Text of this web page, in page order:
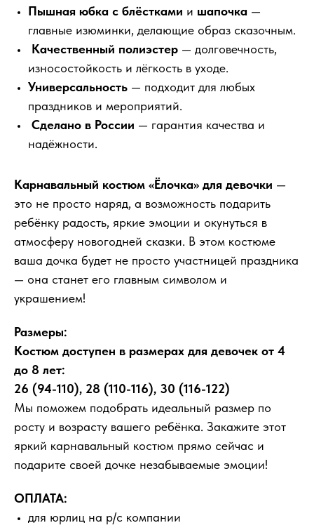
Пышная юбка с блёстками и шапочка —
главные изюминки, делающие образ сказочным.
Качественный полиэстер — долговечность,
износостойкость и лёгкость в уходе.
Универсальность — подходит для любых
праздников и мероприятий.
Сделано в России — гарантия качества и
надёжности.
Карнавальный костюм «Ёлочка» для девочки —
это не просто наряд, а возможность подарить
ребёнку радость, яркие эмоции и окунуться в
атмосферу новогодней сказки. В этом костюме
ваша дочка будет не просто участницей праздника
— она станет его главным символом и
украшением!
Размеры:
Костюм доступен в размерах для девочек от 4
до 8 лет:
26 (94-110), 28 (110-116), 30 (116-122)
Мы поможем подобрать идеальный размер по
росту и возрасту вашего ребёнка. Закажите этот
яркий карнавальный костюм прямо сейчас и
подарите своей дочке незабываемые эмоции!
ОПЛАТА:
для юрлиц на р/с компании